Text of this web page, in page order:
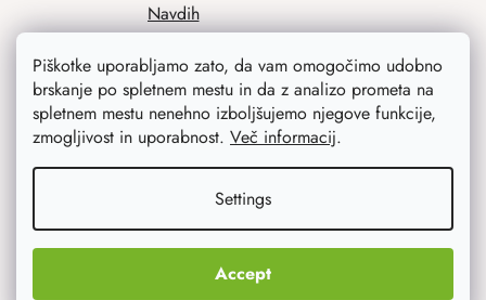
Piškotke uporabljamo zato, da vam omogočimo udobno
brskanje po spletnem mestu in da z analizo prometa na
spletnem mestu nenehno izboljšujemo njegove funkcije,
zmogljivost in uporabnost. Več informacij.
Settings
Accept
Navdih
Kaj vas najbolj zanima